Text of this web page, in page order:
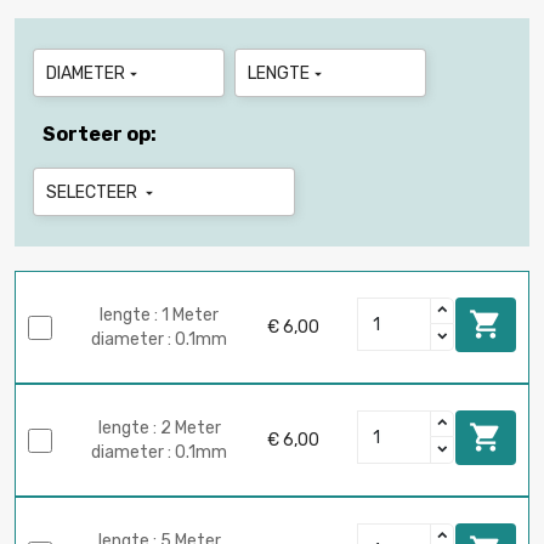
DIAMETER  LENGTE 
Sorteer op:
SELECTEER 
lengte : 1 Meter
diameter : 0.1mm
€ 6,00 
lengte : 2 Meter
diameter : 0.1mm
€ 6,00 